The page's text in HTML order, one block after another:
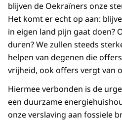
blijven de Oekraïners onze
Het komt er echt op aan:
in eigen land pijn gaat doen?
duren? We zullen steeds
helpen van degenen die
vrijheid, ook offers vergt van
Hiermee verbonden is de
een duurzame
onze verslaving aan fossiele